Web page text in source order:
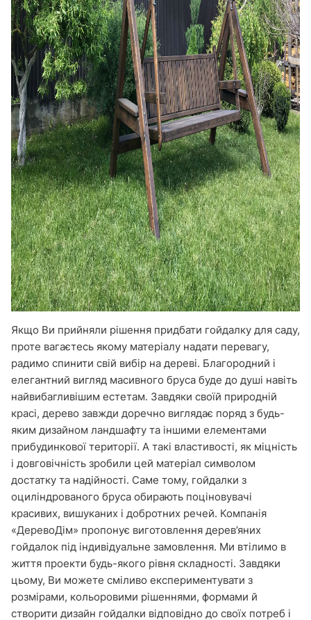
Якщо Ви прийняли рішення придбати гойдалку для саду,
проте вагаєтесь якому матеріалу надати перевагу,
радимо спинити свій вибір на дереві. Благородний і
елегантний вигляд масивного бруса буде до душі навіть
найвибагливішим естетам. Завдяки своїй природній
красі, дерево завжди доречно виглядає поряд з будь-
яким дизайном ландшафту та іншими елементами
прибудинкової території. А такі властивості, як міцність
і довговічність зробили цей матеріал символом
достатку та надійності. Саме тому, гойдалки з
оциліндрованого бруса обирають поціновувачі
красивих, вишуканих і добротних речей. Компанія
«ДеревоДім» пропонує виготовлення дерев’яних
гойдалок під індивідуальне замовлення. Ми втілимо в
життя проекти будь-якого рівня складності. Завдяки
цьому, Ви можете сміливо експериментувати з
розмірами, кольоровими рішеннями, формами й
створити дизайн гойдалки відповідно до своїх потреб і